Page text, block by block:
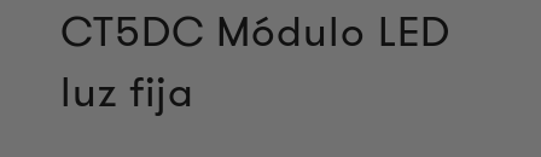
CT5DC Módulo LED
luz fija